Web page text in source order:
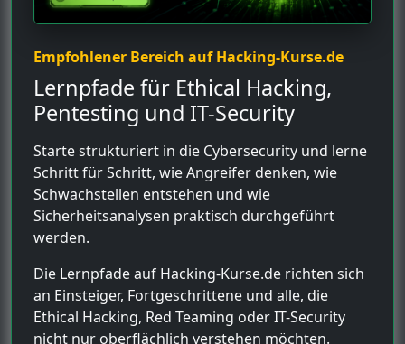
Empfohlener Bereich auf Hacking-Kurse.de
Lernpfade für Ethical Hacking,
Pentesting und IT-Security
Starte strukturiert in die Cybersecurity und lerne
Schritt für Schritt, wie Angreifer denken, wie
Schwachstellen entstehen und wie
Sicherheitsanalysen praktisch durchgeführt
werden.
Die Lernpfade auf Hacking-Kurse.de richten sich
an Einsteiger, Fortgeschrittene und alle, die
Ethical Hacking, Red Teaming oder IT-Security
nicht nur oberflächlich verstehen möchten.